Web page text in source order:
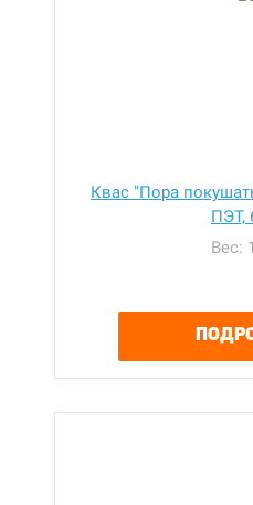
Квас "Пора
ПЭТ,
Вес: